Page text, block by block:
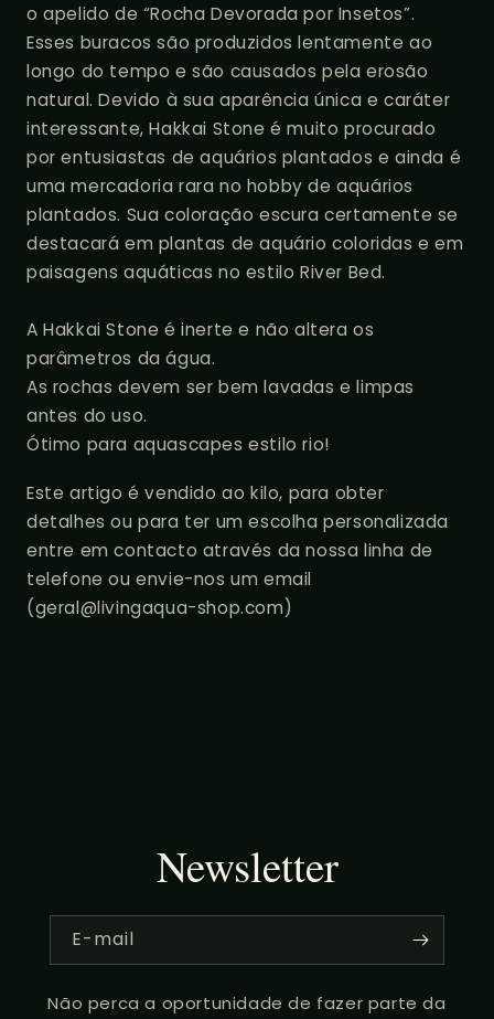
o apelido de “Rocha Devorada por Insetos”.
Esses buracos são produzidos lentamente ao
longo do tempo e são causados ​​pela erosão
natural. Devido à sua aparência única e caráter
interessante, Hakkai Stone é muito procurado
por entusiastas de aquários plantados e ainda é
uma mercadoria rara no hobby de aquários
plantados. Sua coloração escura certamente se
destacará em plantas de aquário coloridas e em
paisagens aquáticas no estilo River Bed.
A Hakkai Stone é inerte e não altera os
parâmetros da água.
As rochas devem ser bem lavadas e limpas
antes do uso.
Ótimo para aquascapes estilo rio!
Este artigo é vendido ao kilo, para obter
detalhes ou para ter um escolha personalizada
entre em contacto através da nossa linha de
telefone ou envie-nos um email
(geral@livingaqua-shop.com)
Newsletter
E-mail
Não perca a oportunidade de fazer parte da